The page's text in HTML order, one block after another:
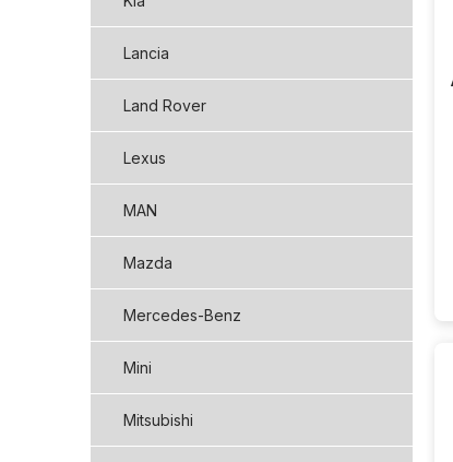
Lancia
Land Rover
Lexus
MAN
Mazda
Mercedes-Benz
Mini
Mitsubishi